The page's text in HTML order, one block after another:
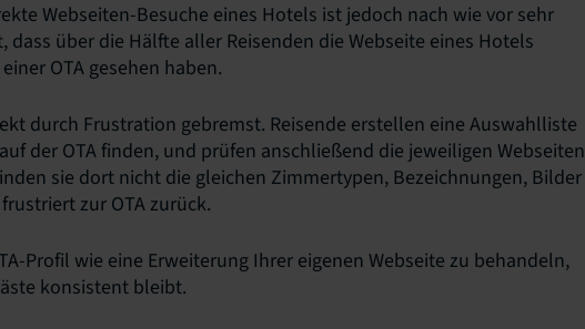
Webseiten-Besuche eines Hotels ist jedoch nach wie vor sehr
über die Hälfte aller Reisenden die Webseite eines Hotels
OTA gesehen haben.
durch Frustration gebremst. Reisende erstellen eine Auswahlliste
der OTA finden, und prüfen anschließend die jeweiligen Webseiten
sie dort nicht die gleichen Zimmertypen, Bezeichnungen, Bilder
zur OTA zurück.
Profil wie eine Erweiterung Ihrer eigenen Webseite zu behandeln,
konsistent bleibt.